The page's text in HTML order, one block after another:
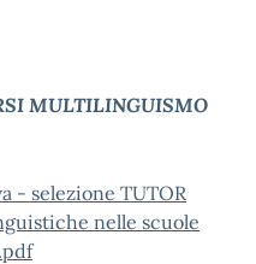
MULTILINGUISMO
- selezione TUTOR
nelle scuole